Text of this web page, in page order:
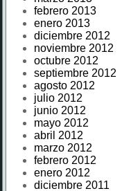
febrero 2013
enero 2013
diciembre 2012
noviembre 2012
octubre 2012
septiembre 2012
agosto 2012
julio 2012
junio 2012
mayo 2012
abril 2012
marzo 2012
febrero 2012
enero 2012
diciembre 2011